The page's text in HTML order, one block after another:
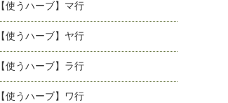
【使うハーブ】マ行
【使うハーブ】ヤ行
【使うハーブ】ラ行
【使うハーブ】ワ行